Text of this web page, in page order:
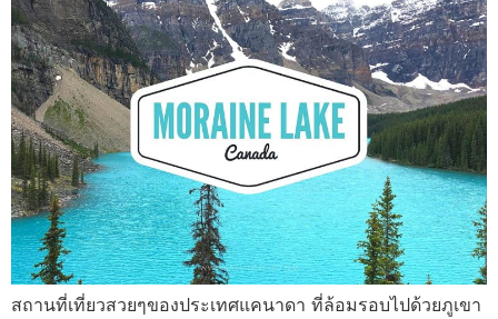
สถานที่เที่ยวสวยๆของประเทศแคนาดา ที่ล้อมรอบไปด้วยภูเขา